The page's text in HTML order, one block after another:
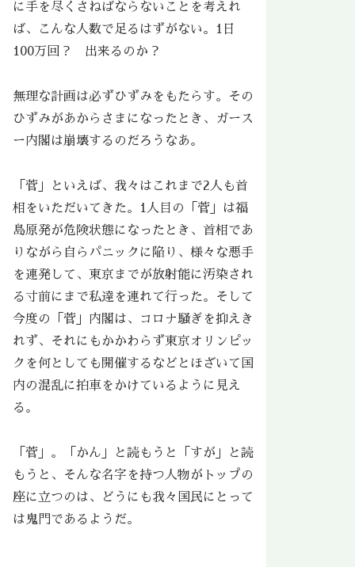
に手を尽くさねばならないことを考えれ
ば、こんな人数で足るはずがない。1日
100万回？ 出来るのか？
無理な計画は必ずひずみをもたらす。その
ひずみがあからさまになったとき、ガース
ー内閣は崩壊するのだろうなあ。
「菅」といえば、我々はこれまで2人も首
相をいただいてきた。1人目の「菅」は福
島原発が危険状態になったとき、首相であ
りながら自らパニックに陥り、様々な悪手
を連発して、東京までが放射能に汚染され
る寸前にまで私達を連れて行った。そして
今度の「菅」内閣は、コロナ騒ぎを抑えき
れず、それにもかかわらず東京オリンピッ
クを何としても開催するなどとほざいて国
内の混乱に拍車をかけているように見え
る。
「菅」。「かん」と読もうと「すが」と読
もうと、そんな名字を持つ人物がトップの
座に立つのは、どうにも我々国民にとって
は鬼門であるようだ。